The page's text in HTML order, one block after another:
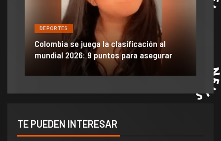
DEPORTES
Colombia se juega la clasificación al
mundial 2026: 9 puntos para asegurar
TE PUEDEN INTERESAR